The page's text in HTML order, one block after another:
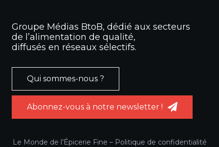
Groupe Médias BtoB, dédié aux secteurs
de l’alimentation de qualité,
diffusés en réseaux sélectifs.
Qui sommes-nous ?
Abonnez-vous à notre newsletter !
Le Monde de l’Épicerie Fine – Politique de confidentialité